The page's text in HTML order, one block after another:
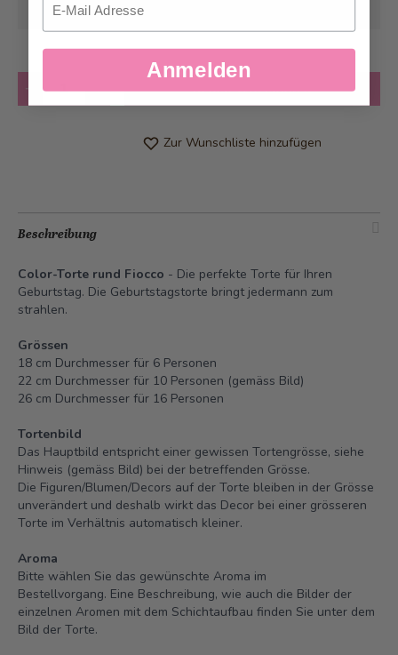
geliefert werden
in den Warenkorb
Zur Wunschliste hinzufügen
Beschreibung
Color-Torte rund Fiocco - Die perfekte Torte für Ihren
Geburtstag. Die Geburtstagstorte bringt jedermann zum
strahlen.
Grössen
18 cm Durchmesser für 6 Personen
22 cm Durchmesser für 10 Personen (gemäss Bild)
26 cm Durchmesser für 16 Personen
Tortenbild
Das Hauptbild entspricht einer gewissen Tortengrösse, siehe
Hinweis (gemäss Bild) bei der betreffenden Grösse.
Die Figuren/Blumen/Decors auf der Torte bleiben in der Grösse
unverändert und deshalb wirkt das Decor bei einer grösseren
Torte im Verhältnis automatisch kleiner.
Aroma
Bitte wählen Sie das gewünschte Aroma im
Bestellvorgang. Eine Beschreibung, wie auch die Bilder der
einzelnen Aromen mit dem Schichtaufbau finden Sie unter dem
Bild der Torte.
Anmelden